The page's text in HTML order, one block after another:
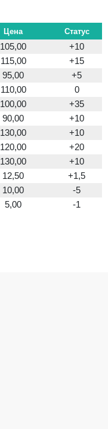
Цена Статус
105,00
+10
115,00
+15
95,00
+5
110,00
0
100,00
+35
90,00
+10
130,00
+10
120,00
+20
130,00
+10
12,50
+1,5
10,00
-5
5,00 -1